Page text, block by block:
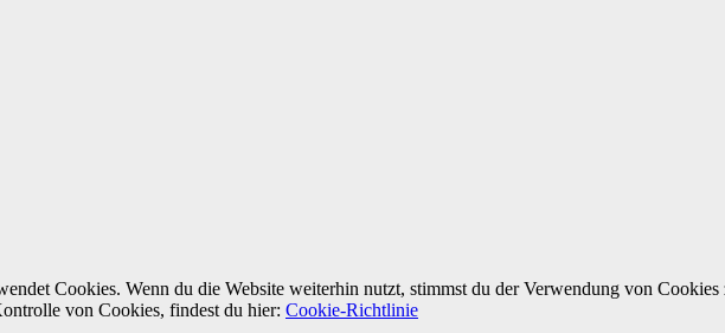
Cookies. Wenn du die Website weiterhin nutzt, stimmst du der Verwendung von Cookies
von Cookies, findest du hier: Cookie-Richtlinie